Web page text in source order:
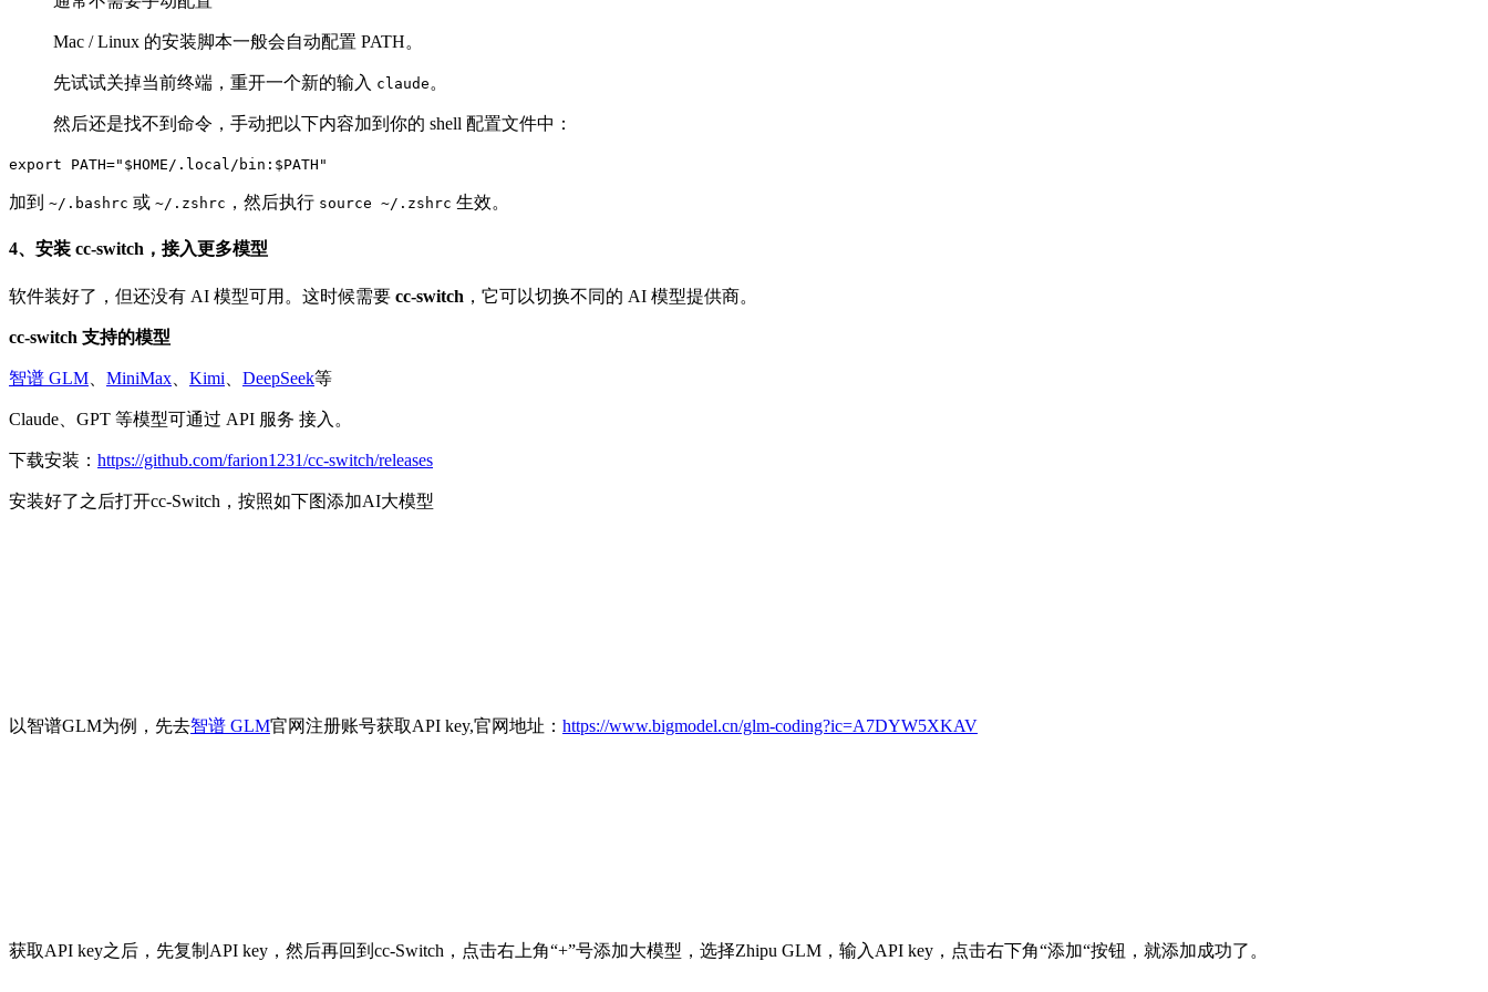
Mac / Linux 的安装脚本一般会自动配置 PATH。
先试试关掉当前终端，重开一个新的输入 claude 。
然后还是找不到命令，手动把以下内容加到你的 shell 配置文件中：
export PATH="$HOME/.local/bin:$PATH"
加到 ~/.bashrc 或 ~/.zshrc ，然后执行 source ~/.zshrc 生效。
4、安装 cc-switch，接入更多模型
软件装好了，但还没有 AI 模型可用。这时候需要 cc-switch ，它可以切换不同的 AI 模型提供商。
cc-switch 支持的模型
智谱 GLM MiniMax Kimi DeepSeek等
Claude、GPT 等模型可通过 API 服务 接入。
下载安装： https://github.com/farion1231/cc-switch/releases
安装好了之后打开cc-Switch，按照如下图添加AI大模型
以智谱GLM为例，先去智谱 GLM官网注册账号获取API key,官网地址： https://www.bigmodel.cn/glm-coding?ic=A7DYW5XKAV
获取API key之后，先复制API key，然后再回到cc-Switch，点击右上角“+”号添加大模型，选择Zhipu GLM，输入API key，点击右下角“添加“按钮，就添加成功了。